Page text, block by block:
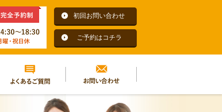
初回お問い合わせ
ご予約はコチラ